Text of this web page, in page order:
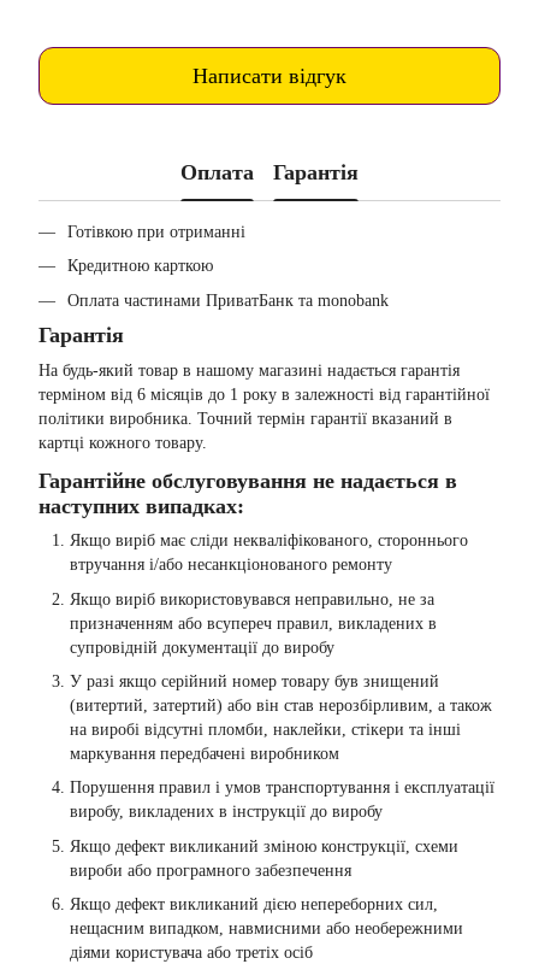
Написати відгук
Оплата Гарантія
Готівкою при отриманні
Кредитною карткою
Оплата частинами ПриватБанк та monobank
Гарантія
На будь-який товар в нашому магазині надається гарантія
терміном від 6 місяців до 1 року в залежності від гарантійної
політики виробника. Точний термін гарантії вказаний в
картці кожного товару.
Гарантійне обслуговування не надається в
наступних випадках:
Якщо виріб має сліди некваліфікованого, стороннього
втручання і/або несанкціонованого ремонту
Якщо виріб використовувався неправильно, не за
призначенням або всупереч правил, викладених в
супровідній документації до виробу
У разі якщо серійний номер товару був знищений
(витертий, затертий) або він став нерозбірливим, а також
на виробі відсутні пломби, наклейки, стікери та інші
маркування передбачені виробником
Порушення правил і умов транспортування і експлуатації
виробу, викладених в інструкції до виробу
Якщо дефект викликаний зміною конструкції, схеми
вироби або програмного забезпечення
Якщо дефект викликаний дією непереборних сил,
нещасним випадком, навмисними або необережними
діями користувача або третіх осіб